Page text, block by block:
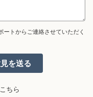
トからご連絡させていただく
ちら